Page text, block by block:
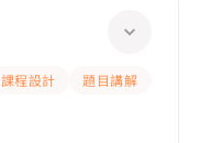
課程設計 題目講解